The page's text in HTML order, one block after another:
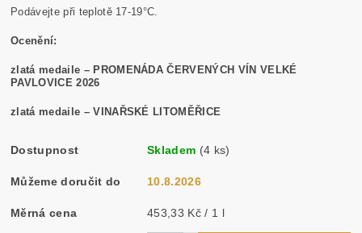
Podávejte při teplotě 17-19°C.
Ocenění:
zlatá medaile – PROMENÁDA ČERVENÝCH VÍN VELKÉ
PAVLOVICE 2026
zlatá medaile – VINAŘSKÉ LITOMĚŘICE
Dostupnost Skladem (4 ks)
Můžeme doručit do 10.8.2026
Měrná cena 453,33 Kč / 1 l